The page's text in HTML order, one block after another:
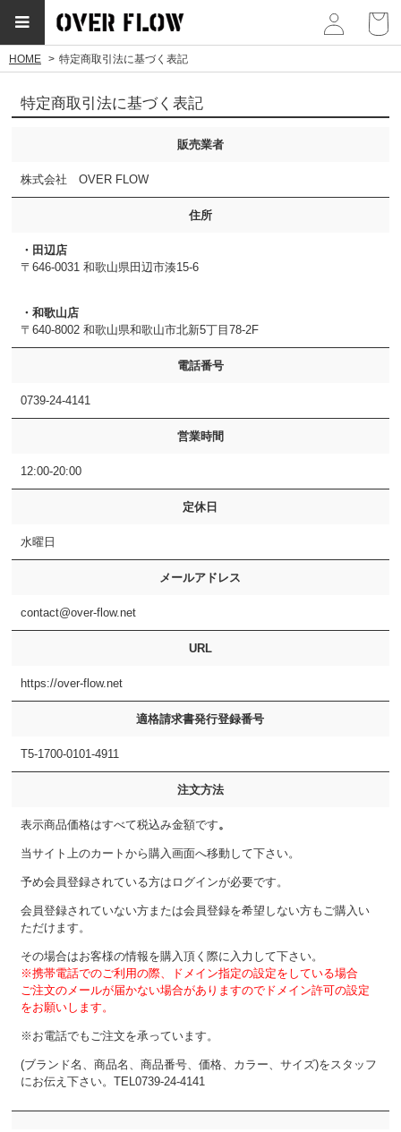
HOME 特定商取引法に基づく表記
特定商取引法に基づく表記
販売業者
株式会社 OVER FLOW
住所
・田辺店
〒646-0031 和歌山県田辺市湊15-6
・和歌山店
〒640-8002 和歌山県和歌山市北新5丁目78-2F
電話番号
0739-24-4141
営業時間
12:00-20:00
定休日
水曜日
メールアドレス
contact@over-flow.net
URL
https://over-flow.net
適格請求書発行登録番号
T5-1700-0101-4911
注文方法
表示商品価格はすべて税込み金額です。
当サイト上のカートから購入画面へ移動して下さい。
予め会員登録されている方はログインが必要です。
会員登録されていない方または会員登録を希望しない方もご購入い
ただけます。
その場合はお客様の情報を購入頂く際に入力して下さい。
※携帯電話でのご利用の際、ドメイン指定の設定をしている場合
ご注文のメールが届かない場合がありますのでドメイン許可の設定
をお願いします。
※お電話でもご注文を承っています。
(ブランド名、商品名、商品番号、価格、カラー、サイズ)をスタッフ
にお伝え下さい。TEL0739-24-4141